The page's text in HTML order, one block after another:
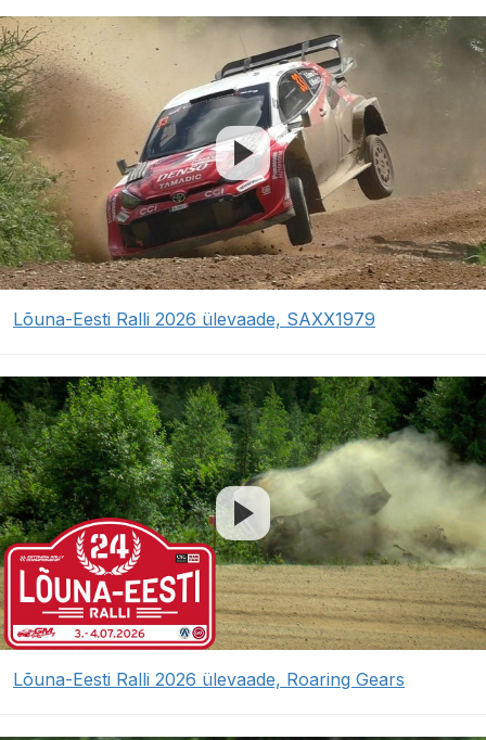
Lõuna-Eesti Ralli 2026 ülevaade, SAXX1979
Lõuna-Eesti Ralli 2026 ülevaade, Roaring Gears